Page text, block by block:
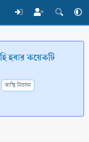
হবার কয়েকটি
ভ্রান্তি নিরসন